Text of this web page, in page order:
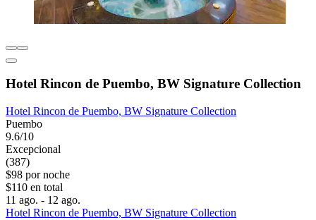
Hotel Rincon de Puembo, BW Signature Collection
Hotel Rincon de Puembo, BW Signature Collection
Puembo
9.6/10
Excepcional
(387)
$98 por noche
$110 en total
11 ago. - 12 ago.
Hotel Rincon de Puembo, BW Signature Collection